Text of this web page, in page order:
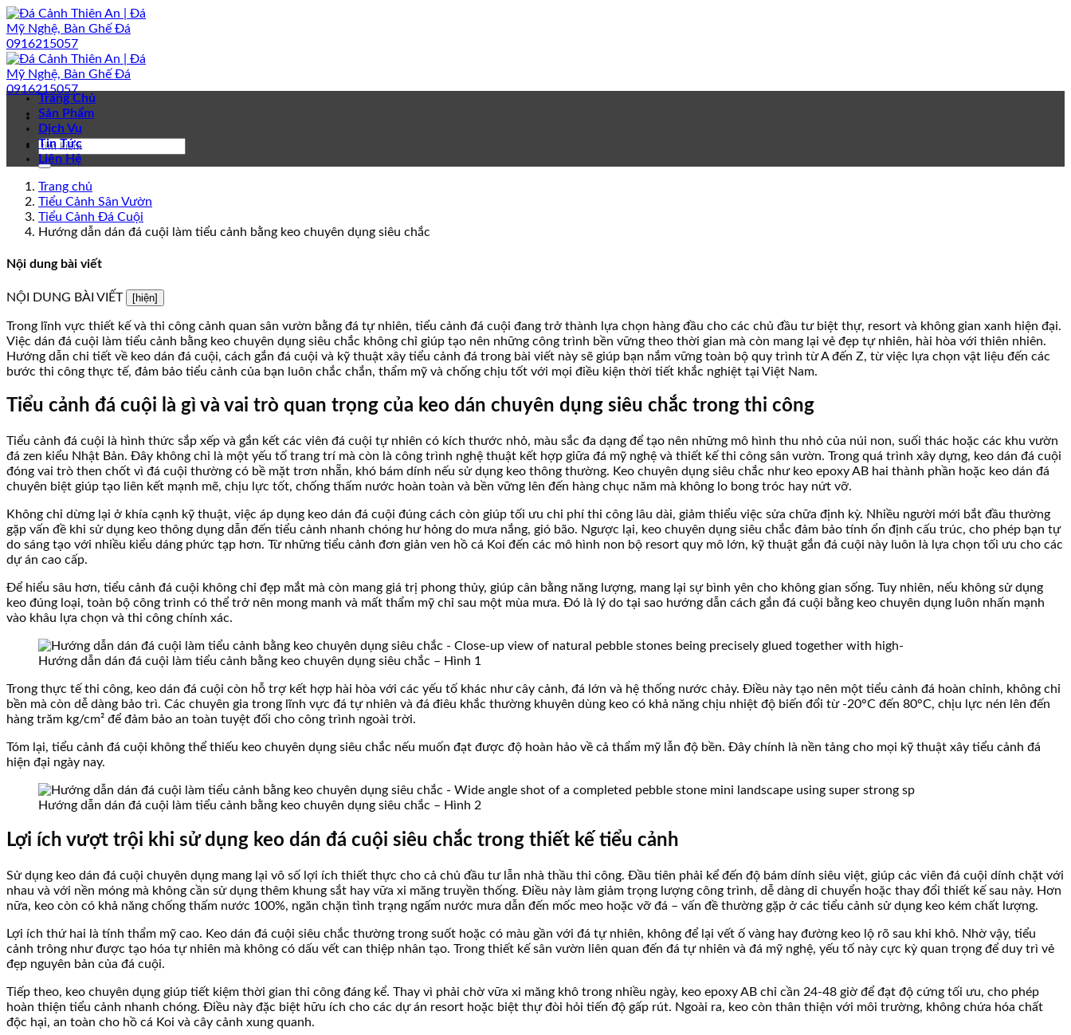
Bỏ
qua
nội
dung
Trang Chủ
Sản Phẩm
Dịch Vụ
Tin Tức
Liên Hệ
Trang chủ
Tiểu Cảnh Sân Vườn
Tiểu Cảnh Đá Cuội
Hướng dẫn dán đá cuội làm tiểu cảnh bằng keo chuyên dụng siêu chắc
Nội dung bài viết
NỘI DUNG BÀI VIẾT [hiện]
Trong lĩnh vực thiết kế và thi công cảnh quan sân vườn bằng đá tự nhiên, tiểu cảnh đá cuội đang trở thành lựa chọn hàng đầu cho các chủ đầu tư biệt thự, resort và không gian xanh hiện đại.
Việc dán đá cuội làm tiểu cảnh bằng keo chuyên dụng siêu chắc không chỉ giúp tạo nên những công trình bền vững theo thời gian mà còn mang lại vẻ đẹp tự nhiên, hài hòa với thiên nhiên.
Hướng dẫn chi tiết về keo dán đá cuội, cách gắn đá cuội và kỹ thuật xây tiểu cảnh đá trong bài viết này sẽ giúp bạn nắm vững toàn bộ quy trình từ A đến Z, từ việc lựa chọn vật liệu đến các
bước thi công thực tế, đảm bảo tiểu cảnh của bạn luôn chắc chắn, thẩm mỹ và chống chịu tốt với mọi điều kiện thời tiết khắc nghiệt tại Việt Nam.
Tiểu cảnh đá cuội là gì và vai trò quan trọng của keo dán chuyên dụng siêu chắc trong thi công
Tiểu cảnh đá cuội là hình thức sắp xếp và gắn kết các viên đá cuội tự nhiên có kích thước nhỏ, màu sắc đa dạng để tạo nên những mô hình thu nhỏ của núi non, suối thác hoặc các khu vườn
đá zen kiểu Nhật Bản. Đây không chỉ là một yếu tố trang trí mà còn là công trình nghệ thuật kết hợp giữa đá mỹ nghệ và thiết kế thi công sân vườn. Trong quá trình xây dựng, keo dán đá cuội
đóng vai trò then chốt vì đá cuội thường có bề mặt trơn nhẵn, khó bám dính nếu sử dụng keo thông thường. Keo chuyên dụng siêu chắc như keo epoxy AB hai thành phần hoặc keo dán đá
chuyên biệt giúp tạo liên kết mạnh mẽ, chịu lực tốt, chống thấm nước hoàn toàn và bền vững lên đến hàng chục năm mà không lo bong tróc hay nứt vỡ.
Không chỉ dừng lại ở khía cạnh kỹ thuật, việc áp dụng keo dán đá cuội đúng cách còn giúp tối ưu chi phí thi công lâu dài, giảm thiểu việc sửa chữa định kỳ. Nhiều người mới bắt đầu thường
gặp vấn đề khi sử dụng keo thông dụng dẫn đến tiểu cảnh nhanh chóng hư hỏng do mưa nắng, gió bão. Ngược lại, keo chuyên dụng siêu chắc đảm bảo tính ổn định cấu trúc, cho phép bạn tự
do sáng tạo với nhiều kiểu dáng phức tạp hơn. Từ những tiểu cảnh đơn giản ven hồ cá Koi đến các mô hình non bộ resort quy mô lớn, kỹ thuật gắn đá cuội này luôn là lựa chọn tối ưu cho các
dự án cao cấp.
Để hiểu sâu hơn, tiểu cảnh đá cuội không chỉ đẹp mắt mà còn mang giá trị phong thủy, giúp cân bằng năng lượng, mang lại sự bình yên cho không gian sống. Tuy nhiên, nếu không sử dụng
keo đúng loại, toàn bộ công trình có thể trở nên mong manh và mất thẩm mỹ chỉ sau một mùa mưa. Đó là lý do tại sao hướng dẫn cách gắn đá cuội bằng keo chuyên dụng luôn nhấn mạnh
vào khâu lựa chọn và thi công chính xác.
Hướng dẫn dán đá cuội làm tiểu cảnh bằng keo chuyên dụng siêu chắc – Hình 1
Trong thực tế thi công, keo dán đá cuội còn hỗ trợ kết hợp hài hòa với các yếu tố khác như cây cảnh, đá lớn và hệ thống nước chảy. Điều này tạo nên một tiểu cảnh đá hoàn chỉnh, không chỉ
bền mà còn dễ dàng bảo trì. Các chuyên gia trong lĩnh vực đá tự nhiên và đá điêu khắc thường khuyên dùng keo có khả năng chịu nhiệt độ biến đổi từ -20°C đến 80°C, chịu lực nén lên đến
hàng trăm kg/cm² để đảm bảo an toàn tuyệt đối cho công trình ngoài trời.
Tóm lại, tiểu cảnh đá cuội không thể thiếu keo chuyên dụng siêu chắc nếu muốn đạt được độ hoàn hảo về cả thẩm mỹ lẫn độ bền. Đây chính là nền tảng cho mọi kỹ thuật xây tiểu cảnh đá
hiện đại ngày nay.
Hướng dẫn dán đá cuội làm tiểu cảnh bằng keo chuyên dụng siêu chắc – Hình 2
Lợi ích vượt trội khi sử dụng keo dán đá cuội siêu chắc trong thiết kế tiểu cảnh
Sử dụng keo dán đá cuội chuyên dụng mang lại vô số lợi ích thiết thực cho cả chủ đầu tư lẫn nhà thầu thi công. Đầu tiên phải kể đến độ bám dính siêu việt, giúp các viên đá cuội dính chặt với
nhau và với nền móng mà không cần sử dụng thêm khung sắt hay vữa xi măng truyền thống. Điều này làm giảm trọng lượng công trình, dễ dàng di chuyển hoặc thay đổi thiết kế sau này. Hơn
nữa, keo còn có khả năng chống thấm nước 100%, ngăn chặn tình trạng ngấm nước mưa dẫn đến mốc meo hoặc vỡ đá – vấn đề thường gặp ở các tiểu cảnh sử dụng keo kém chất lượng.
Lợi ích thứ hai là tính thẩm mỹ cao. Keo dán đá cuội siêu chắc thường trong suốt hoặc có màu gần với đá tự nhiên, không để lại vết ố vàng hay đường keo lộ rõ sau khi khô. Nhờ vậy, tiểu
cảnh trông như được tạo hóa tự nhiên mà không có dấu vết can thiệp nhân tạo. Trong thiết kế sân vườn liên quan đến đá tự nhiên và đá mỹ nghệ, yếu tố này cực kỳ quan trọng để duy trì vẻ
đẹp nguyên bản của đá cuội.
Tiếp theo, keo chuyên dụng giúp tiết kiệm thời gian thi công đáng kể. Thay vì phải chờ vữa xi măng khô trong nhiều ngày, keo epoxy AB chỉ cần 24-48 giờ để đạt độ cứng tối ưu, cho phép
hoàn thiện tiểu cảnh nhanh chóng. Điều này đặc biệt hữu ích cho các dự án resort hoặc biệt thự đòi hỏi tiến độ gấp rút. Ngoài ra, keo còn thân thiện với môi trường, không chứa hóa chất
độc hại, an toàn cho hồ cá Koi và cây cảnh xung quanh.